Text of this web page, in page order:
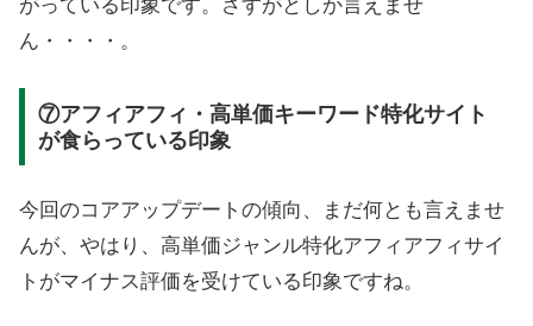
がっている印象です。さすがとしか言えませ
ん・・・・。
⑦アフィアフィ・高単価キーワード特化サイト
が食らっている印象
今回のコアアップデートの傾向、まだ何とも言えませ
んが、やはり、高単価ジャンル特化アフィアフィサイ
トがマイナス評価を受けている印象ですね。